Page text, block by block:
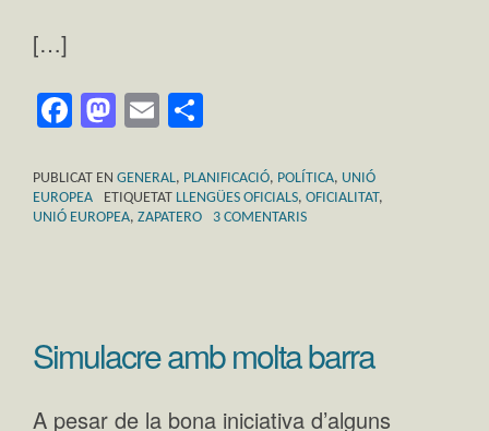
[…]
Facebook
Mastodon
Email
PUBLICAT EN GENERAL, PLANIFICACIÓ, POLÍTICA, UNIÓ
EUROPEA
ETIQUETAT LLENGÜES OFICIALS, OFICIALITAT,
UNIÓ EUROPEA, ZAPATERO 3 COMENTARIS
Simulacre amb molta barra
A pesar de la bona iniciativa d’alguns